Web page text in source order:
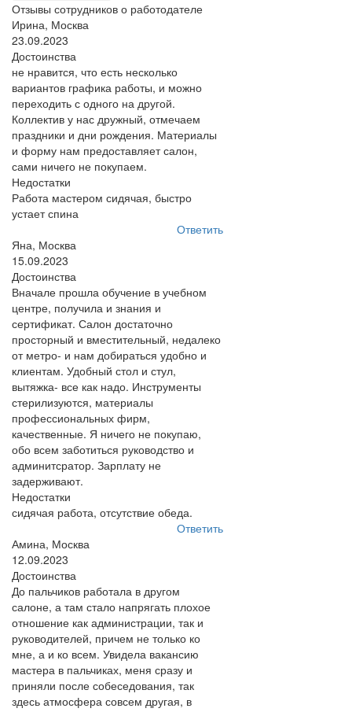
Отзывы сотрудников о работодателе
Ирина, Москва
23.09.2023
Достоинства
не нравится, что есть несколько
вариантов графика работы, и можно
переходить с одного на другой.
Коллектив у нас дружный, отмечаем
праздники и дни рождения. Материалы
и форму нам предоставляет салон,
сами ничего не покупаем.
Недостатки
Работа мастером сидячая, быстро
устает спина
Ответить
Яна, Москва
15.09.2023
Достоинства
Вначале прошла обучение в учебном
центре, получила и знания и
сертификат. Салон достаточно
просторный и вместительный, недалеко
от метро- и нам добираться удобно и
клиентам. Удобный стол и стул,
вытяжка- все как надо. Инструменты
стерилизуются, материалы
профессиональных фирм,
качественные. Я ничего не покупаю,
обо всем заботиться руководство и
админитсратор. Зарплату не
задерживают.
Недостатки
сидячая работа, отсутствие обеда.
Ответить
Амина, Москва
12.09.2023
Достоинства
До пальчиков работала в другом
салоне, а там стало напрягать плохое
отношение как администрации, так и
руководителей, причем не только ко
мне, а и ко всем. Увидела вакансию
мастера в пальчиках, меня сразу и
приняли после собеседования, так
здесь атмосфера совсем другая, в